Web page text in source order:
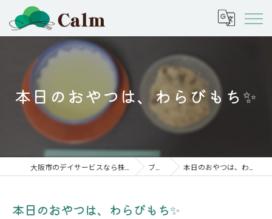
本日のおやつは、わらびもち✨
ブログ 本日のおやつは、わらびもち✨
本日のおやつは、わらびもち✨